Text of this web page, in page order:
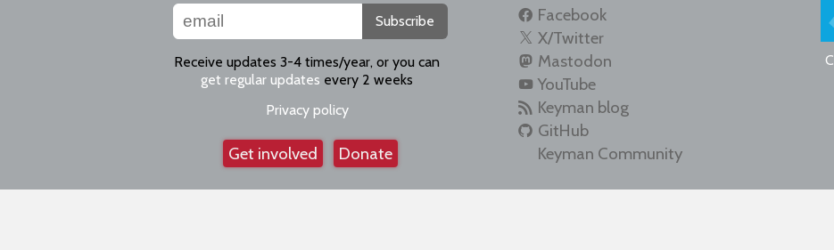
Subscribe
Receive updates 3-4 times/year, or you can
get regular updates every 2 weeks
Privacy policy
Get involved Donate
Facebook
X/Twitter
Mastodon
YouTube
Keyman blog
GitHub
Keyman Community